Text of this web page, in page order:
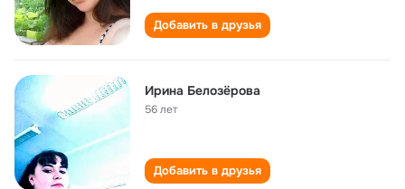
Добавить в друзья
Ирина Белозёрова
56 лет
Добавить в друзья